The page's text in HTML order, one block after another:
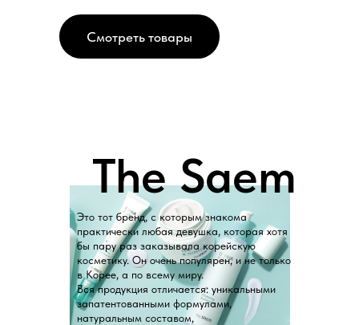
Смотреть товары
Это тот бренд, с которым знакома
практически любая девушка, которая хотя
бы пару раз заказывала корейскую
косметику. Он очень популярен, и не только
в Корее, а по всему миру.
Вся продукция отличается: уникальными
запатентованными формулами,
натуральным составом,
The Saem